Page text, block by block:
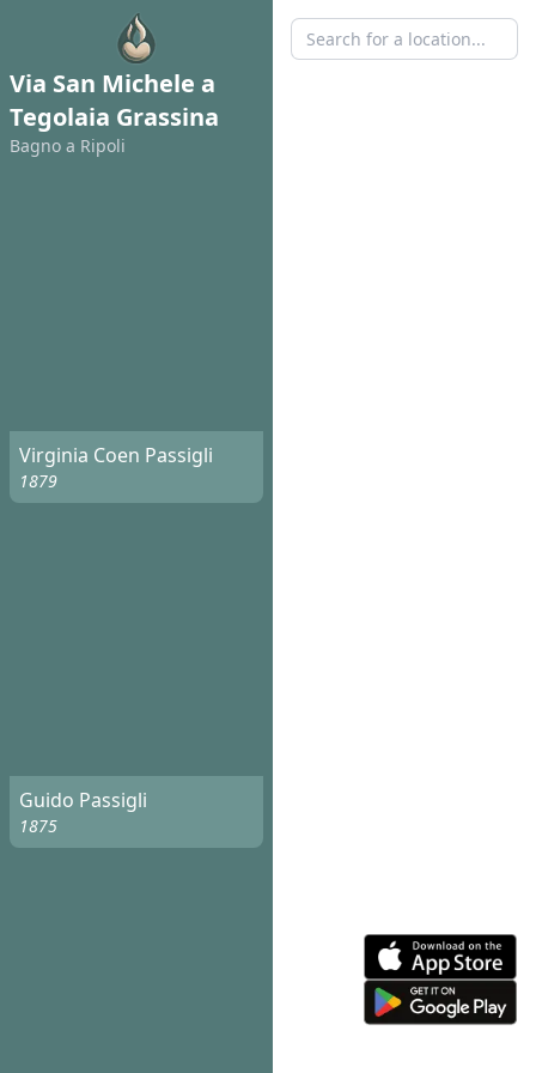
Via San Michele a
Tegolaia Grassina
Bagno a Ripoli
Virginia Coen Passigli
1879
Guido Passigli
1875